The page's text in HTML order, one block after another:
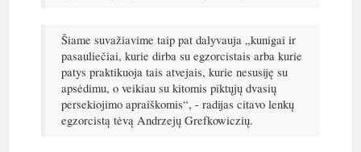
Šiame suvažiavime taip pat dalyvauja „kunigai ir
pasauliečiai, kurie dirba su egzorcistais arba kurie
patys praktikuoja tais atvejais, kurie nesusiję su
apsėdimu, o veikiau su kitomis piktųjų dvasių
persekiojimo apraiškomis“, - radijas citavo lenkų
egzorcistą tėvą Andrzejų Grefkowiczių.